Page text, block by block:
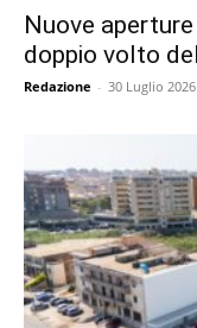
Nuove
doppio volto
Redazione - 30 Luglio 2026